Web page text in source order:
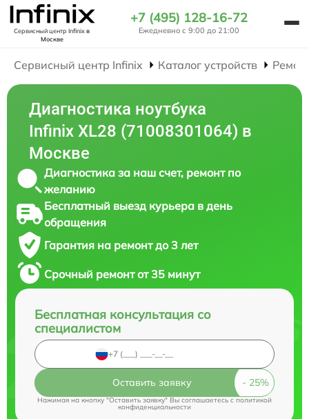
Сервисный центр Infinixв
Москве
+7 (495) 128-16-72
Ежедневно с 9:00 до 21:00
Сервисный центр Infinix Каталог устройств
Диагностика ноутбука
Infinix XL28 (71008301064) в
Москве
Диагностика за наш счет, ремонт по
желанию
Бесплатный выезд курьера в день
обращения
Гарантия на ремонт до 3 лет
Срочный ремонт от 35 минут
Бесплатная консультация со
специалистом
Оставить заявку
Нажимая на кнопку "Оставить заявку" Вы соглашаетесь cполитикой
конфиденциальности